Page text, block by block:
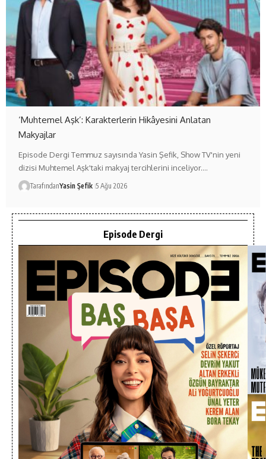
‘Muhtemel Aşk’: Karakterlerin Hikâyesini Anlatan
Makyajlar
Episode Dergi Temmuz sayısında Yasin Şefik, Show TV'nin yeni
dizisi Muhtemel Aşk'taki makyaj tercihlerini inceliyor.…
TarafındanYasin Şefik 5 Ağu 2026
Episode Dergi